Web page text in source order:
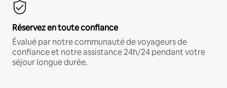
Réservez en toute confiance
Évalué par notre communauté de voyageurs de
confiance et notre assistance 24h/24 pendant votre
séjour longue durée.